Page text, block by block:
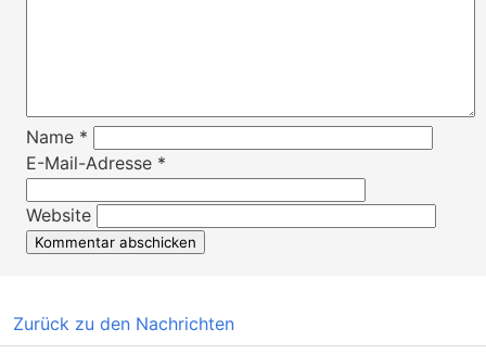
Name *
E-Mail-Adresse *
Website
Zurück zu den Nachrichten